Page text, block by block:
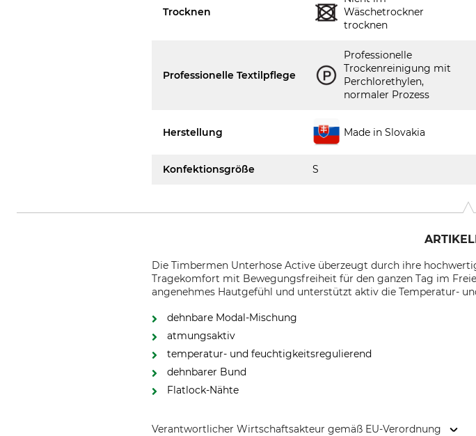
Trocknen
Wäschetrockner
trocknen
Professionelle Textilpflege
Professionelle
Trockenreinigung mit
Perchlorethylen,
normaler Prozess
Herstellung Made in Slovakia
Konfektionsgröße S
Die Timbermen Unterhose Active überzeugt durch ihre
Tragekomfort mit Bewegungsfreiheit für den ganzen Tag im
angenehmes Hautgefühl und unterstützt aktiv die Temperatur-
dehnbare Modal-Mischung
atmungsaktiv
temperatur- und feuchtigkeitsregulierend
dehnbarer Bund
Flatlock-Nähte
Verantwortlicher Wirtschaftsakteur gemäß EU-Verordnung